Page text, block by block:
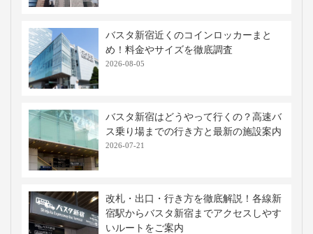
バスタ新宿近くのコインロッカーまと
め！料金やサイズを徹底調査
2026-08-05
バスタ新宿はどうやって行くの？高速バ
ス乗り場までの行き方と最新の施設案内
2026-07-21
改札・出口・行き方を徹底解説！各線新
宿駅からバスタ新宿までアクセスしやす
いルートをご案内